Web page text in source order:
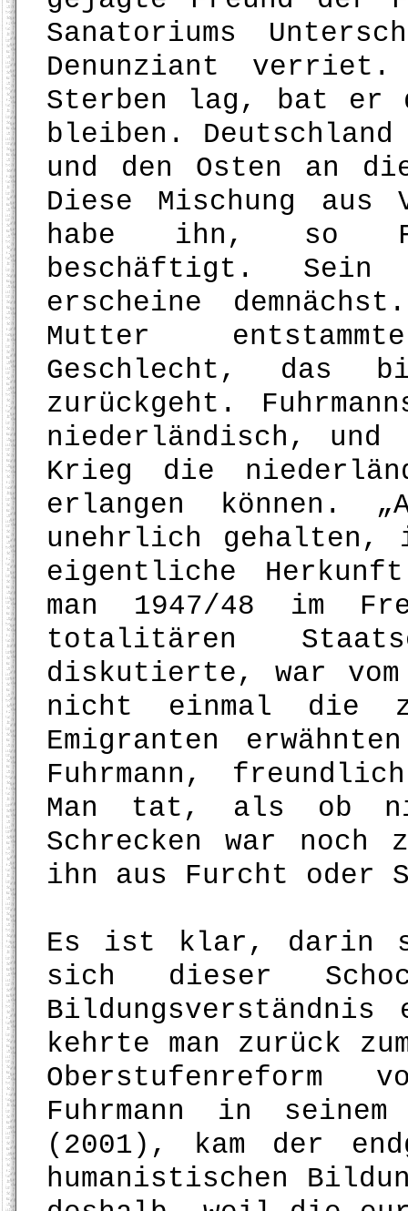
Sanatoriums
Denunziant
Sterben lag, bat er
bleiben.
und den Osten an
Diese Mischung aus
habe ihn, so
beschäftigt.
erscheine
Mutter
Geschlecht, das
zurückgeht.
niederländisch,
Krieg die
erlangen können.
unehrlich gehalten,
eigentliche
man 1947/48 im
totalitären
diskutierte, war vom
nicht einmal die
Emigranten
Fuhrmann,
Man tat, als ob
Schrecken war noch
ihn aus Furcht oder
Es ist klar, darin
sich dieser
Bildungsverständnis
kehrte man zurück
Fuhrmann in
(2001), kam der
humanistischen